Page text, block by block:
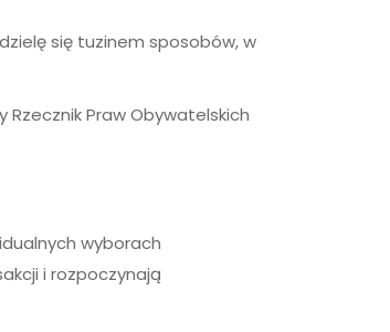
się tuzinem sposobów, w
Praw Obywatelskich
wyborach
i rozpoczynają